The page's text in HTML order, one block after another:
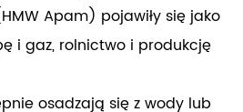
Apam) pojawiły się jako
i gaz, rolnictwo i produkcję
osadzają się z wody lub